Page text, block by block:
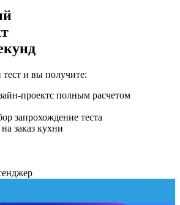
и вы получите:
проектс полным расчетом
запрохождение теста
заказ кухни